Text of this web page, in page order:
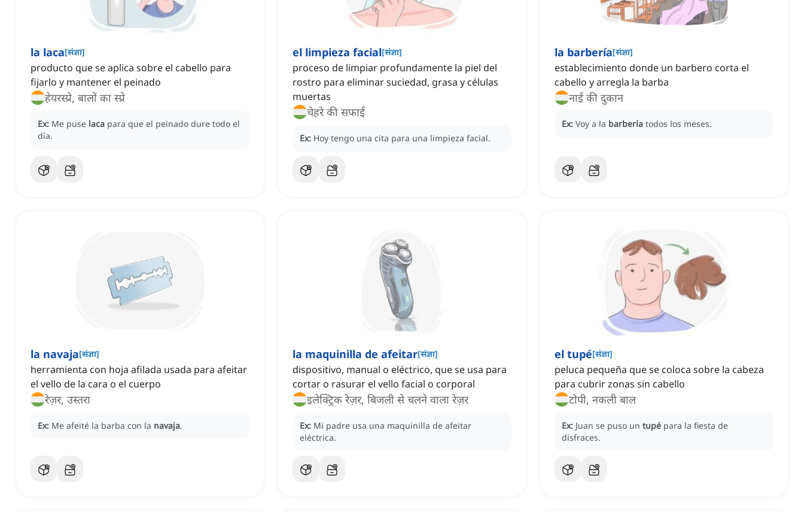
la laca[संज्ञा]
producto que se aplica sobre el cabello para
fijarlo y mantener el peinado
हेयरस्प्रे, बालों का स्प्रे
Ex: Me puse laca para que el peinado dure todo el
día.
el limpieza facial[संज्ञा]
proceso de limpiar profundamente la piel del
rostro para eliminar suciedad, grasa y células
muertas
चेहरे की सफाई
Ex: Hoy tengo una cita para una limpieza facial.
la barbería[संज्ञा]
establecimiento donde un barbero corta el
cabello y arregla la barba
नाई की दुकान
Ex: Voy a la barbería todos los meses.
la navaja[संज्ञा]
herramienta con hoja afilada usada para afeitar
el vello de la cara o el cuerpo
रेज़र, उस्तरा
Ex: Me afeité la barba con la navaja.
la maquinilla de afeitar[संज्ञा]
dispositivo, manual o eléctrico, que se usa para
cortar o rasurar el vello facial o corporal
इलेक्ट्रिक रेज़र, बिजली से चलने वाला रेज़र
Ex: Mi padre usa una maquinilla de afeitar
eléctrica.
el tupé[संज्ञा]
peluca pequeña que se coloca sobre la cabeza
para cubrir zonas sin cabello
टोपी, नकली बाल
Ex: Juan se puso un tupé para la fiesta de
disfraces.